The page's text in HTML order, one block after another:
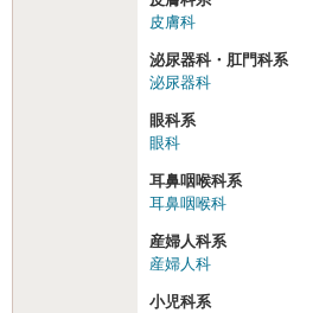
皮膚科
泌尿器科・肛門科系
泌尿器科
眼科系
眼科
耳鼻咽喉科系
耳鼻咽喉科
産婦人科系
産婦人科
小児科系